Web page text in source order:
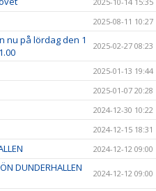
2025-08-11 10:27
nu på lördag den 1
2025-02-27 08:23
2025-01-13 19:44
2025-01-07 20:28
2024-12-30 10:22
2024-12-15 18:31
2024-12-12 09:00
DUNDERHALLEN
2024-12-12 09:00